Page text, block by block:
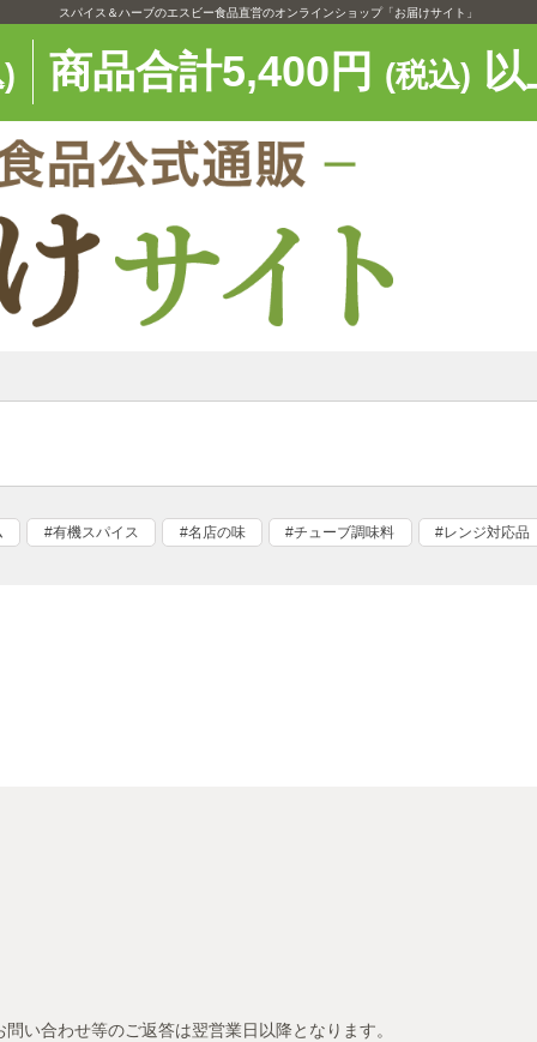
スパイス＆ハーブのエスビー食品直営のオンラインショップ「お届けサイト」
商品合計5,400円 (税込)
#有機スパイス #名店の味 #チューブ調味料 #レンジ対応品
合わせ等のご返答は翌営業日以降となります。